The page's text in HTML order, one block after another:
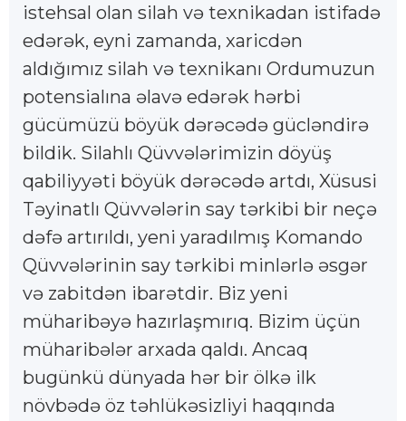
istehsal olan silah və texnikadan istifadə
edərək, eyni zamanda, xaricdən
aldığımız silah və texnikanı Ordumuzun
potensialına əlavə edərək hərbi
gücümüzü böyük dərəcədə gücləndirə
bildik. Silahlı Qüvvələrimizin döyüş
qabiliyyəti böyük dərəcədə artdı, Xüsusi
Təyinatlı Qüvvələrin say tərkibi bir neçə
dəfə artırıldı, yeni yaradılmış Komando
Qüvvələrinin say tərkibi minlərlə əsgər
və zabitdən ibarətdir. Biz yeni
müharibəyə hazırlaşmırıq. Bizim üçün
müharibələr arxada qaldı. Ancaq
bugünkü dünyada hər bir ölkə ilk
növbədə öz təhlükəsizliyi haqqında